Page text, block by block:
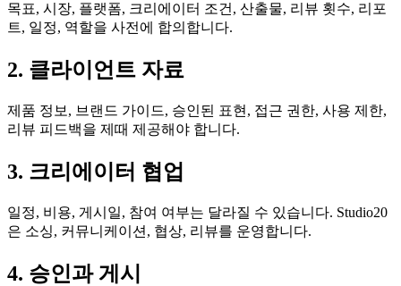
목표, 시장, 플랫폼, 크리에이터 조건, 산출물, 리뷰 횟수, 리포
트, 일정, 역할을 사전에 합의합니다.
2. 클라이언트 자료
제품 정보, 브랜드 가이드, 승인된 표현, 접근 권한, 사용 제한,
리뷰 피드백을 제때 제공해야 합니다.
3. 크리에이터 협업
일정, 비용, 게시일, 참여 여부는 달라질 수 있습니다. Studio20
은 소싱, 커뮤니케이션, 협상, 리뷰를 운영합니다.
4. 승인과 게시